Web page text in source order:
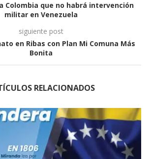
Colombia que no habrá intervención
militar en Venezuela
siguiente post
en Ribas con Plan Mi Comuna Más
Bonita
RELACIONADOS